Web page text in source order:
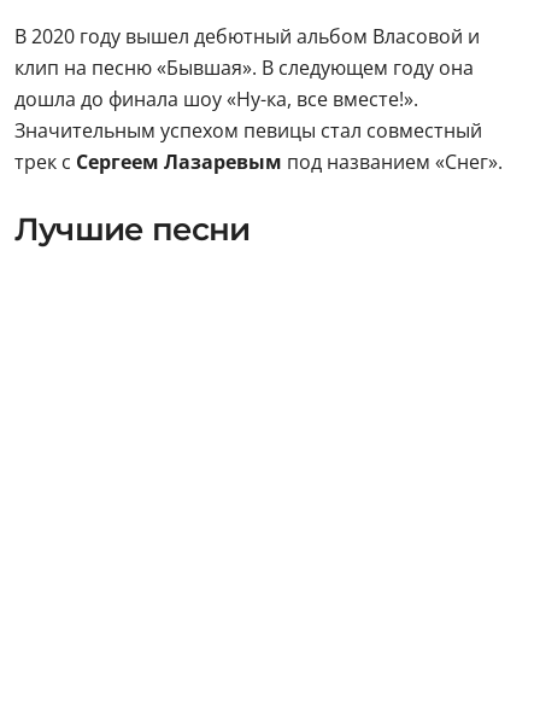
В 2020 году вышел дебютный альбом Власовой и
клип на песню «Бывшая». В следующем году она
дошла до финала шоу «Ну-ка, все вместе!».
Значительным успехом певицы стал совместный
трек с Сергеем Лазаревым под названием «Снег».
Лучшие песни